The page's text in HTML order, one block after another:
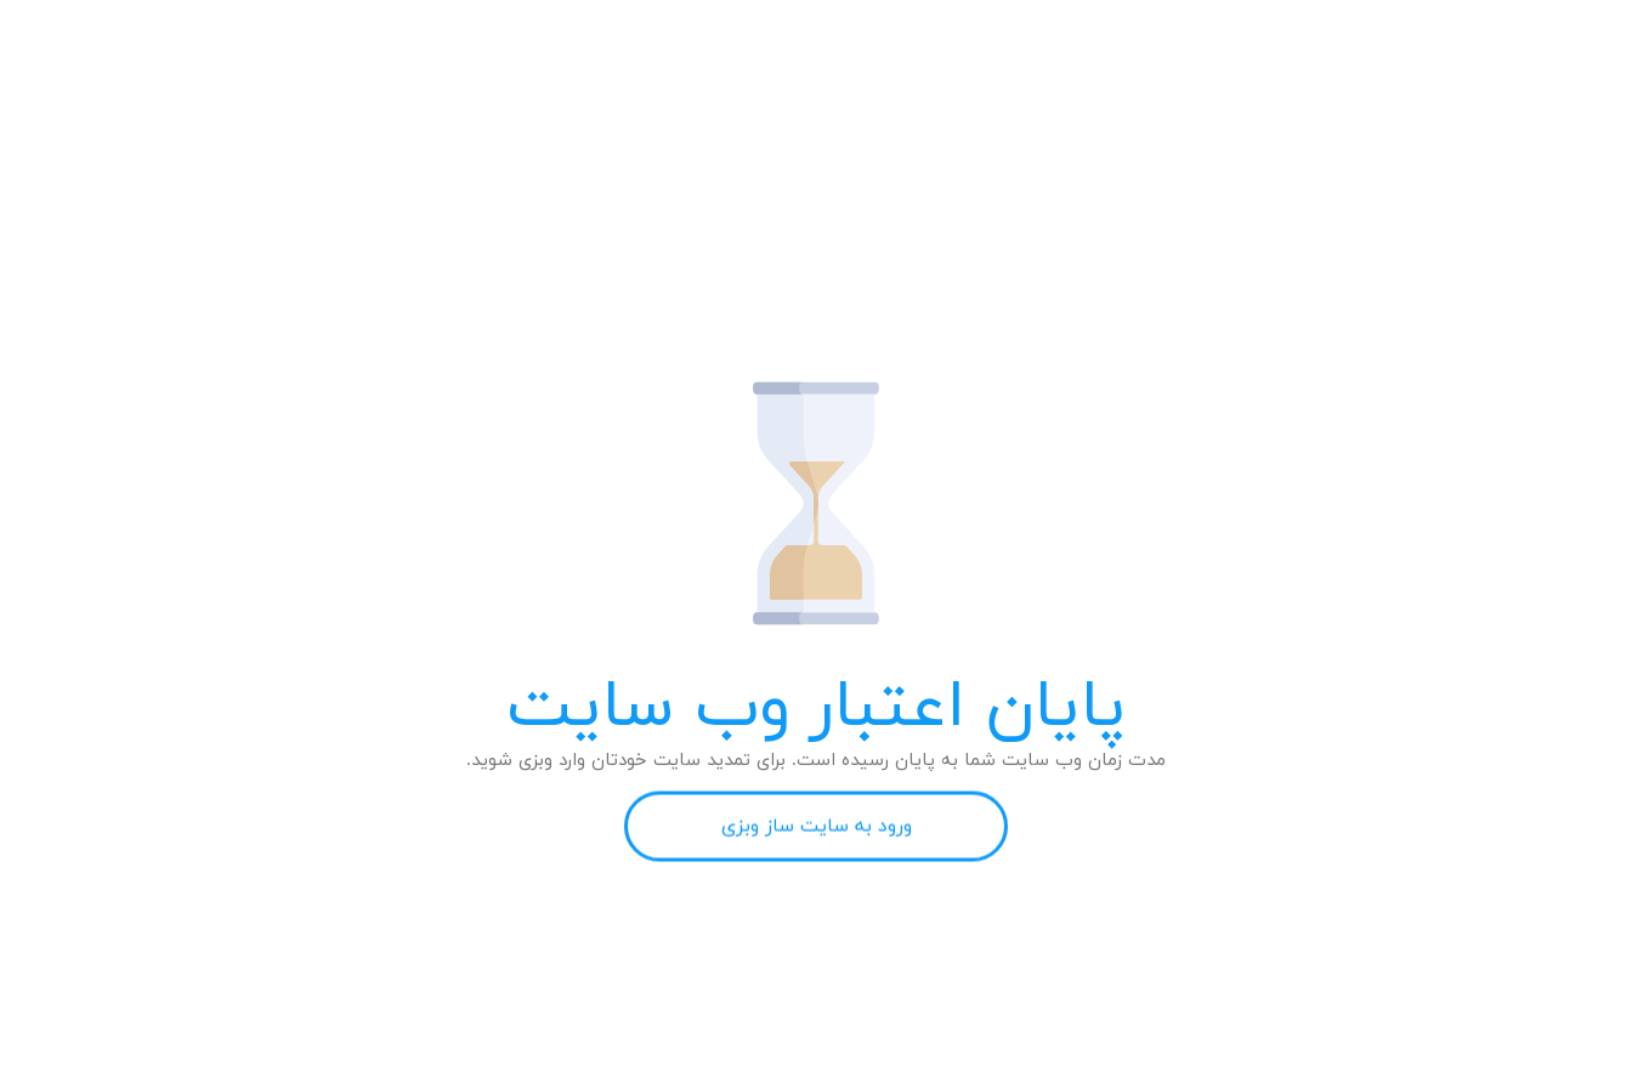
پایان اعتبار وب سایت
مدت زمان وب سایت شما به پایان رسیده است. برای تمدید سایت خودتان وارد وبزی شوید.
ورود به سایت ساز وبزی